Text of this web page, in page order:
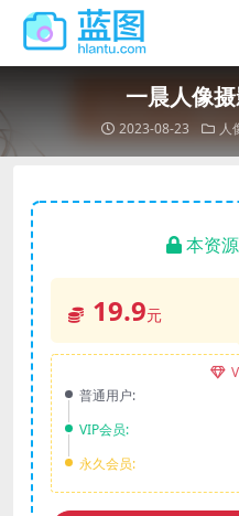
一晨人像
2023-08-23 人
本资
19.9元
普通用户:
VIP会员:
永久会员: